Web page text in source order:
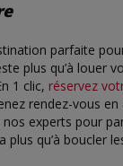
parfaite
plus qu’à louer
1 clic, réservez
rendez-vous en
experts pour
plus qu’à boucler